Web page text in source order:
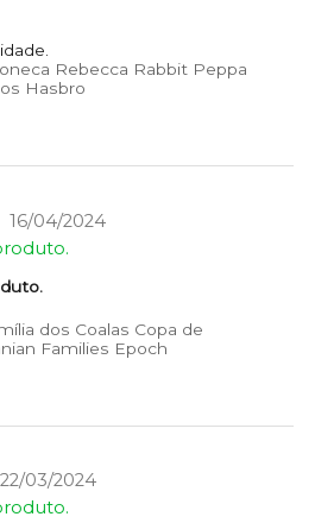
Rebecca Rabbit Peppa
Hasbro
16/04/2024
dos Coalas Copa de
Families Epoch
22/03/2024